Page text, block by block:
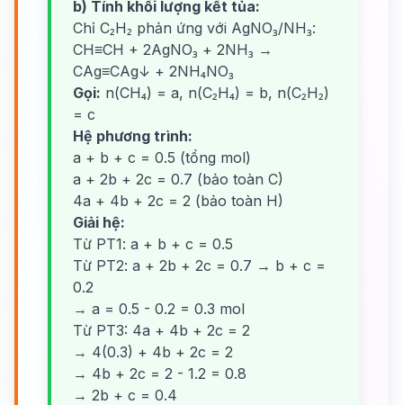
b) Tính khối lượng kết tủa:
Chỉ C₂H₂ phản ứng với AgNO₃/NH₃:
CH≡CH + 2AgNO₃ + 2NH₃ →
CAg≡CAg↓ + 2NH₄NO₃
Gọi: n(CH₄) = a, n(C₂H₄) = b, n(C₂H₂)
= c
Hệ phương trình:
a + b + c = 0.5 (tổng mol)
a + 2b + 2c = 0.7 (bảo toàn C)
4a + 4b + 2c = 2 (bảo toàn H)
Giải hệ:
Từ PT1: a + b + c = 0.5
Từ PT2: a + 2b + 2c = 0.7 → b + c =
0.2
→ a = 0.5 - 0.2 = 0.3 mol
Từ PT3: 4a + 4b + 2c = 2
→ 4(0.3) + 4b + 2c = 2
→ 4b + 2c = 2 - 1.2 = 0.8
→ 2b + c = 0.4